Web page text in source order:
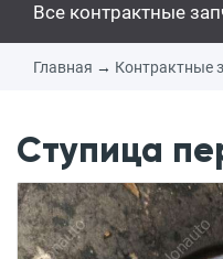
Все контрактные
Главная → Контрактные
Ступица